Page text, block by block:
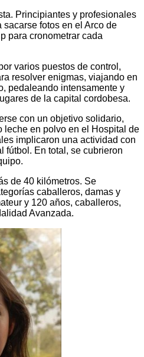
Principiantes y profesionales
fotos en el Arco de
para cronometrar cada
varios puestos de control,
resolver enigmas, viajando en
pedaleando intensamente y
de la capital cordobesa.
con un objetivo solidario,
leche en polvo en el Hospital de
implicaron una actividad con
fútbol. En total, se cubrieron
de 40 kilómetros. Se
caballeros, damas y
y 120 años, caballeros,
Avanzada.